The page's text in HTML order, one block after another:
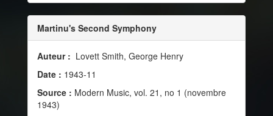
Martinu's Second Symphony
Auteur : Lovett Smith, George Henry
Date : 1943-11
Source : Modern Music, vol. 21, no 1 (novembre
1943)